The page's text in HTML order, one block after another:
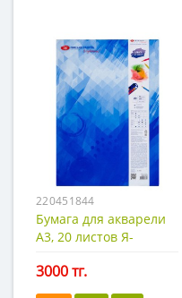
220451844
Бумага для акварели
А3, 20 листов Я-
3000 тг.